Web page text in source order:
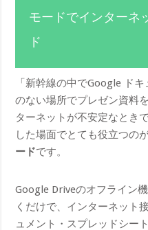
モードでインターネ
ド
「新幹線の中でGoogle ド
のない場所でプレゼン資料
ターネットが不安定なと
した場面でとても役立つの
ードです。
Google Driveのオフライン
くだけで、インターネット
ュメント・スプレッドシー